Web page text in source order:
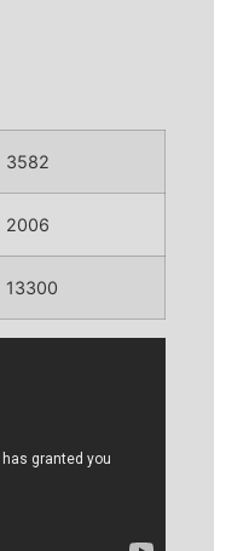
3582
2006
13300